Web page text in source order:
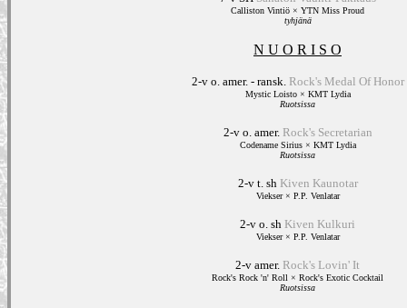
Calliston Vintiö × YTN Miss Proud
tyhjänä
N U O R I S O
2-v o. amer. - ransk. Rock's Medal Of Honor
Mystic Loisto × KMT Lydia
Ruotsissa
2-v o. amer. Rock's Secretarian
Codename Sirius × KMT Lydia
Ruotsissa
2-v t. sh Kiven Kaunotar
Viekser × P.P. Venlatar
2-v o. sh Kiven Kulkuri
Viekser × P.P. Venlatar
2-v amer. Rock's Lovin' It
Rock's Rock 'n' Roll × Rock's Exotic Cocktail
Ruotsissa